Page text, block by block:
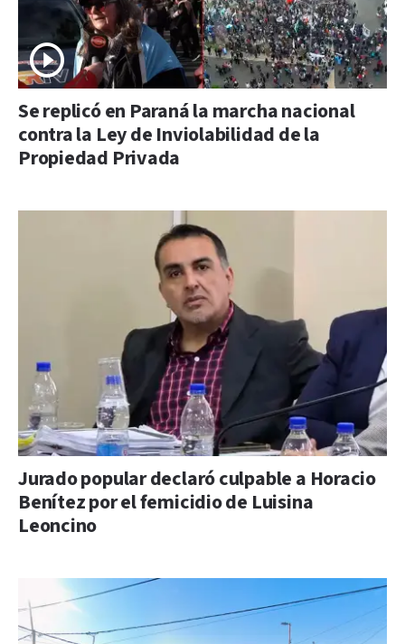
Se replicó en Paraná la marcha nacional
contra la Ley de Inviolabilidad de la
Propiedad Privada
Jurado popular declaró culpable a Horacio
Benítez por el femicidio de Luisina
Leoncino